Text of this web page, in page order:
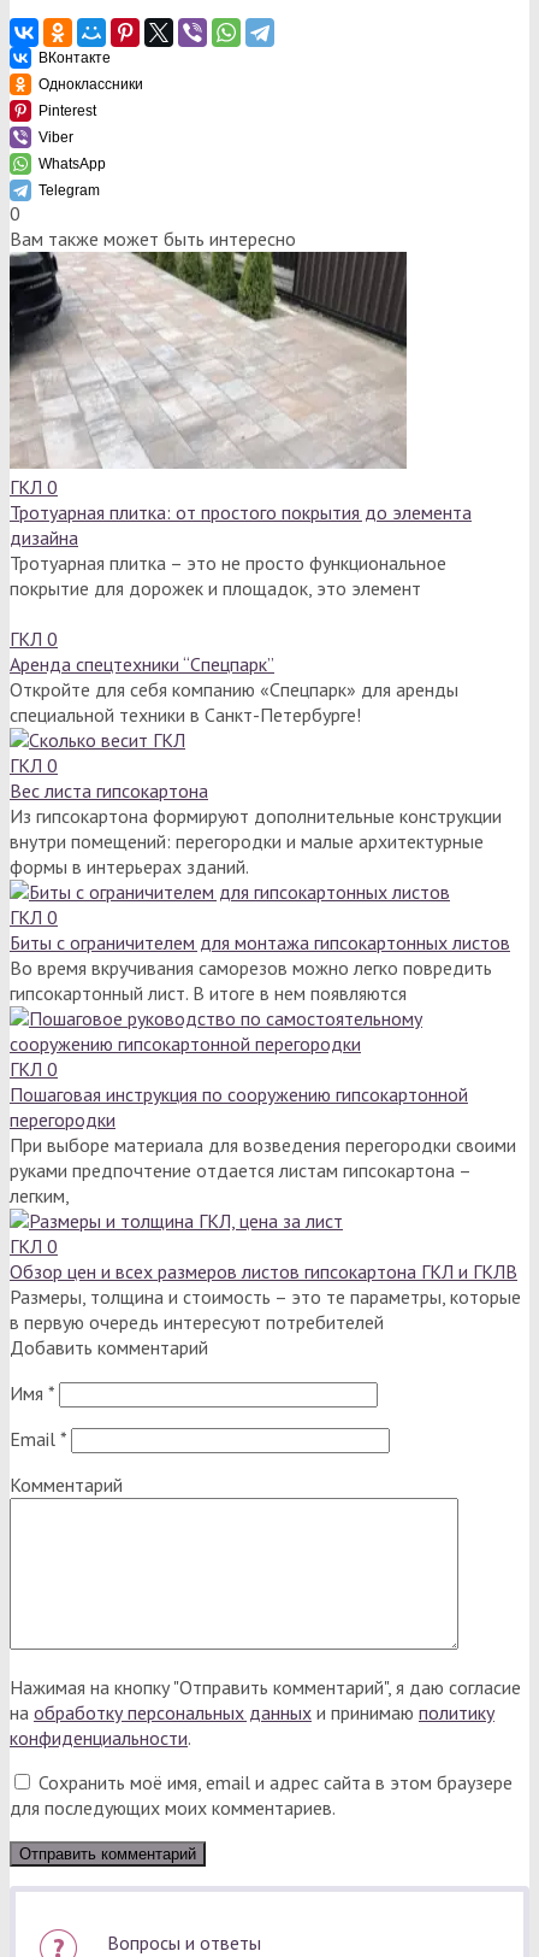
ВКонтакте
Одноклассники
Pinterest
Viber
WhatsApp
Telegram
0
Вам также может быть интересно
ГКЛ 0
Тротуарная плитка: от простого покрытия до элемента
дизайна
Тротуарная плитка – это не просто функциональное
покрытие для дорожек и площадок, это элемент
ГКЛ 0
Аренда спецтехники “Спецпарк”
Откройте для себя компанию «Спецпарк» для аренды
специальной техники в Санкт-Петербурге!
ГКЛ 0
Вес листа гипсокартона
Из гипсокартона формируют дополнительные конструкции
внутри помещений: перегородки и малые архитектурные
формы в интерьерах зданий.
ГКЛ 0
Биты с ограничителем для монтажа гипсокартонных листов
Во время вкручивания саморезов можно легко повредить
гипсокартонный лист. В итоге в нем появляются
ГКЛ 0
Пошаговая инструкция по сооружению гипсокартонной
перегородки
При выборе материала для возведения перегородки своими
руками предпочтение отдается листам гипсокартона –
легким,
ГКЛ 0
Обзор цен и всех размеров листов гипсокартона ГКЛ и ГКЛВ
Размеры, толщина и стоимость – это те параметры, которые
в первую очередь интересуют потребителей
Добавить комментарий
Имя *
Email *
Комментарий
Нажимая на кнопку "Отправить комментарий", я даю согласие
на обработку персональных данных и принимаю политику
конфиденциальности.
Сохранить моё имя, email и адрес сайта в этом браузере
для последующих моих комментариев.
Вопросы и ответы